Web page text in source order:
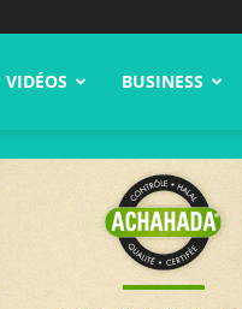
VIDÉOS BUSINESS